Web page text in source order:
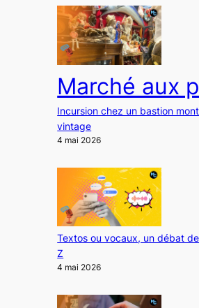
Marché aux
Incursion chez un bastion
vintage
4 mai 2026
Textos ou vocaux, un débat
Z
4 mai 2026